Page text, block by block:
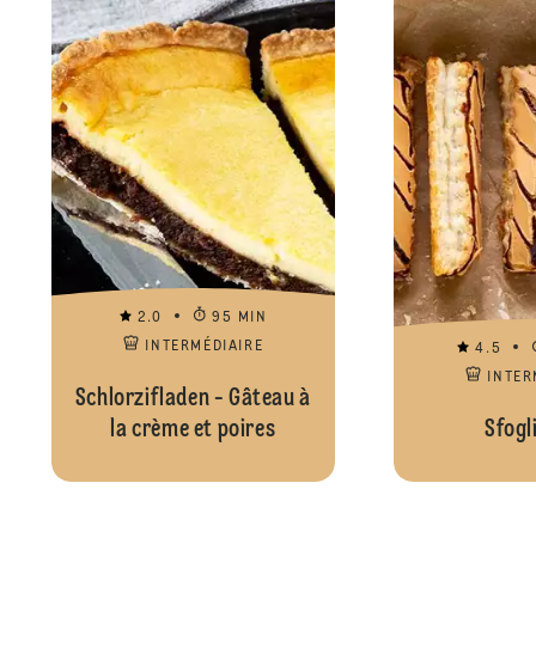
2.0
95 MIN
INTERMÉDIAIRE
Schlorzifladen - Gâteau à
la crème et poires
4.5